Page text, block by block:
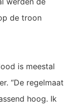
de troon
is meestal
“De regelmaat
hoog. Ik